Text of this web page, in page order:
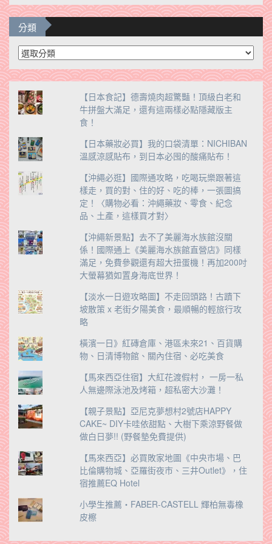
分類
分
類
【日本食記】德壽燒肉超驚豔！頂級白老和
牛拼盤大滿足，還有這兩樣必點隱藏版主
食！
【日本藥妝必買】我的口袋清單：NICHIBAN
溫感涼感貼布，到日本必囤的酸痛貼布！
【沖繩必逛】國際通攻略，吃喝玩樂跟著這
樣走，買的對、住的好、吃的棒，一張圖搞
定！〈購物必看：沖繩藥妝、零食、紀念
品、土產，這樣買才對〉
【沖繩新景點】去不了美麗海水族館沒關
係！國際通上《美麗海水族館直營店》同樣
滿足，免費參觀還有超大扭蛋機！再加200吋
大螢幕猶如置身海底世界！
【淡水一日遊攻略圖】不走回頭路！古蹟下
坡散策 x 老街夕陽美食，最順暢的輕旅行攻
略
橫濱一日》紅磚倉庫、港區未來21、百貨購
物、日清博物館、關內住宿、必吃美食
【馬來西亞住宿】大紅花渡假村， 一房一私
人無邊際泳池及烤箱，超私密大沙灘！
【親子景點】亞尼克夢想村2號店HAPPY
CAKE~ DIY卡哇依甜點、大樹下乘涼野餐做
做白日夢!! (野餐墊免費提供)
【馬來西亞】必買敗家地圖《中央市場、巴
比倫購物城、亞羅街夜市、三井Outlet》，住
宿推薦EQ Hotel
小學生推薦‧FABER-CASTELL 輝柏無毒橡
皮檫